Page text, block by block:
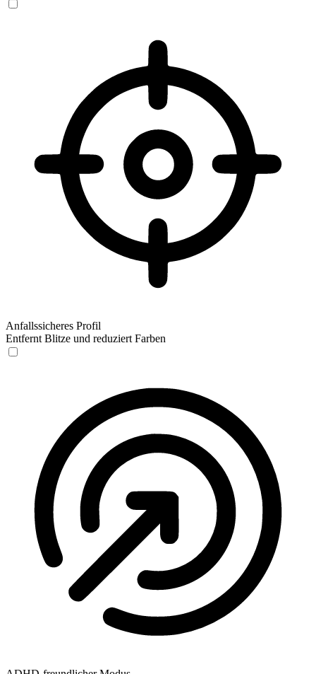
Anfallssicheres Profil
Entfernt Blitze und reduziert Farben